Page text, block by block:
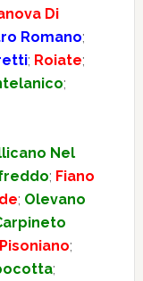
Di
Romano;
; Roiate;
;
Nel
; Fiano
; Olevano
Pisoniano;
;